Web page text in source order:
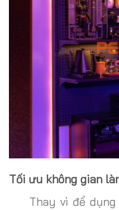
Tối ưu không gian
Thay vì để dụng